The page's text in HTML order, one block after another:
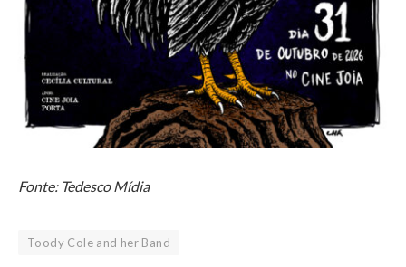
Fonte: Tedesco Mídia
Toody Cole and her Band